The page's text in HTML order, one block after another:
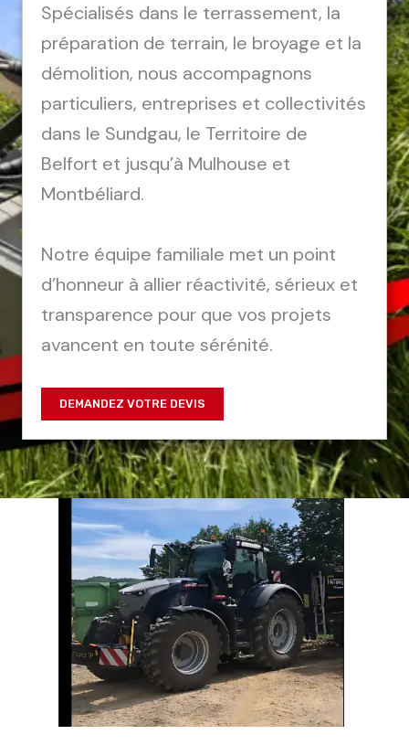
Spécialisés dans le terrassement, la
préparation de terrain, le broyage et la
démolition, nous accompagnons
particuliers, entreprises et collectivités
dans le Sundgau, le Territoire de
Belfort et jusqu’à Mulhouse et
Montbéliard.
Notre équipe familiale met un point
d’honneur à allier réactivité, sérieux et
transparence pour que vos projets
avancent en toute sérénité.
DEMANDEZ VOTRE DEVIS